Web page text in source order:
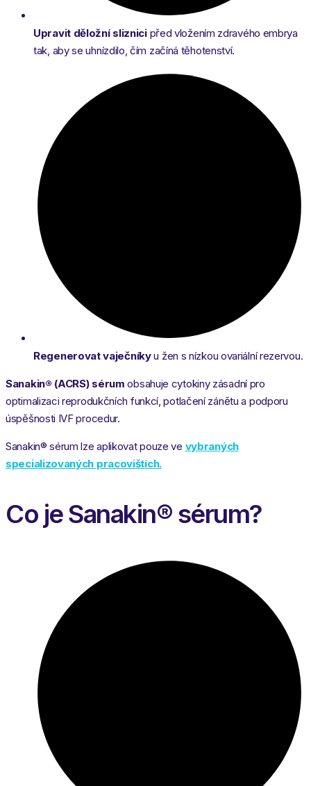
Upravit děložní sliznicipřed vložením zdravého embrya
tak, aby se uhnízdilo, čím začíná těhotenství.
Regenerovat vaječníkyu žen s nízkou ovariální rezervou.
Sanakin® (ACRS) sérum obsahuje cytokiny zásadní pro
optimalizaci reprodukčních funkcí, potlačení zánětu a podporu
úspěšnosti IVF procedur.
Sanakin® sérum lze aplikovat pouze ve vybraných
specializovaných pracovištích.
Co je Sanakin® sérum?